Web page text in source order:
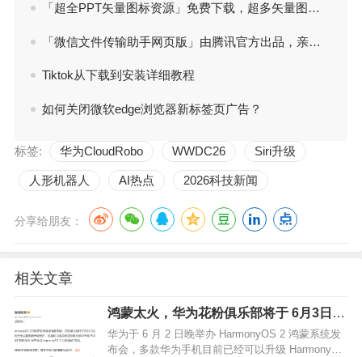
「超全PPT矢量图标资源」免费下载，超多矢量图标素材
「微信文件传输助手网页版」由腾讯官方出品，亲测超级方便
Tiktok从下载到安装详细教程
如何关闭微软edge浏览器新标签页广告？
标签: 华为CloudRobo WWDC26 Siri升级
人形机器人 AI热点 2026科技新闻
分享给朋友：
相关文章
鸿蒙太火，华为花粉俱乐部将于 6月3日
22：30 起全站维护
华为于 6 月 2 日晚举办 HarmonyOS 2 鸿蒙系统发
布会，多款华为手机目前已经可以升级 HarmonyOS